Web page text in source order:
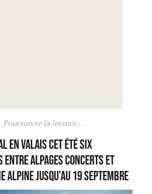
Poursuivre la lecture...
en Valais cet été six
entre alpages concerts et
alpine jusqu’au 19 septembre